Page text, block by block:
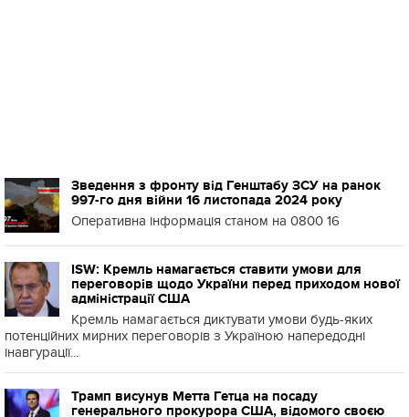
Зведення з фронту від Генштабу ЗСУ на ранок
997-го дня війни 16 листопада 2024 року
Оперативна інформація станом на 0800 16
ISW: Кремль намагається ставити умови для
переговорів щодо України перед приходом нової
адміністрації США
Кремль намагається диктувати умови будь-яких
потенційних мирних переговорів з Україною напередодні
інавгурації...
Трамп висунув Метта Гетца на посаду
генерального прокурора США, відомого своєю